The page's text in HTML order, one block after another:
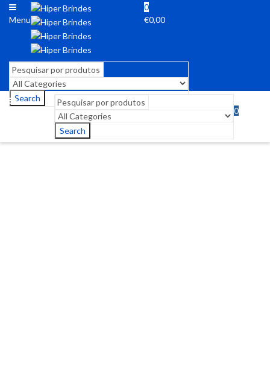
Menu
0
€0,00
Search
Search
0